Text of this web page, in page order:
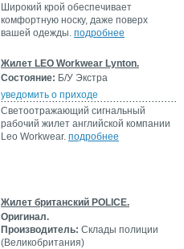
Широкий крой обеспечивает
комфортную носку, даже поверх
вашей одежды. подробнее
Жилет LEO Workwear Lynton.
Состояние: Б/У Экстра
уведомить о приходе
Светоотражающий сигнальный
рабочий жилет английской компании
Leo Workwear. подробнее
Жилет британский POLICE.
Оригинал.
Производитель: Склады полиции
(Великобритания)